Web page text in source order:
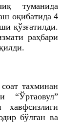
туманида
оқибатида 4
қўзғатилди.
раҳбари
тахминан
бўлган ва